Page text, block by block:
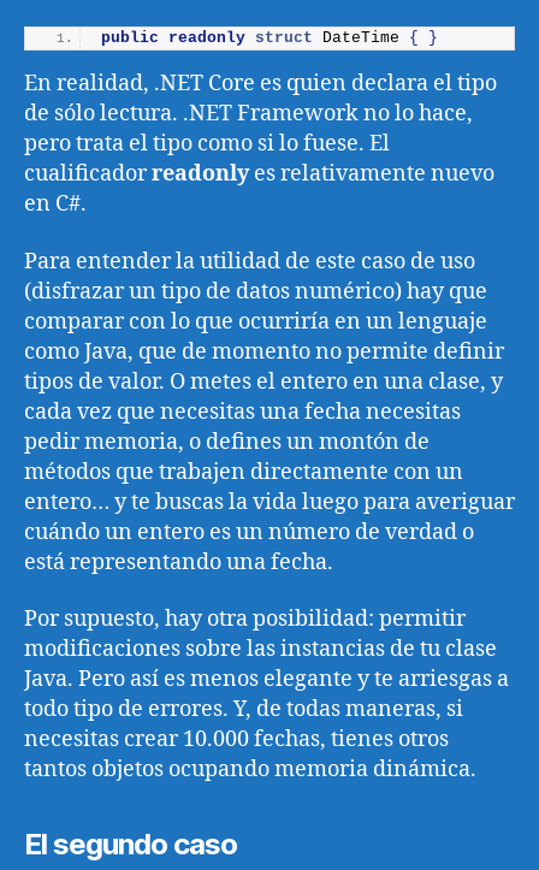
public readonly struct DateTime { }
En realidad, .NET Core es quien declara el tipo
de sólo lectura. .NET Framework no lo hace,
pero trata el tipo como si lo fuese. El
cualificadorreadonlyes relativamente nuevo
en C#.
Para entender la utilidad de este caso de uso
(disfrazar un tipo de datos numérico) hay que
comparar con lo que ocurriría en un lenguaje
como Java, que de momento no permite definir
tipos de valor. O metes el entero en una clase, y
cada vez que necesitas una fecha necesitas
pedir memoria, o defines un montón de
métodos que trabajen directamente con un
entero… y te buscas la vida luego para averiguar
cuándo un entero es un número de verdad o
está representando una fecha.
Por supuesto, hay otra posibilidad: permitir
modificaciones sobre las instancias de tu clase
Java. Pero así es menos elegante y te arriesgas a
todo tipo de errores. Y, de todas maneras, si
necesitas crear 10.000 fechas, tienes otros
tantos objetos ocupando memoria dinámica.
El segundo caso